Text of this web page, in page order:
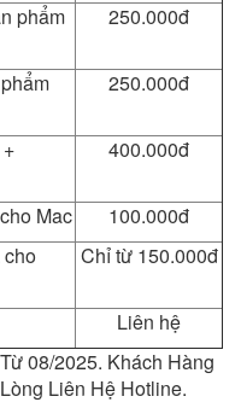
phẩm
250.000đ
250.000đ
400.000đ
Mac
100.000đ
cho
Chỉ từ 150.000đ
Liên hệ
08/2025. Khách Hàng
Liên Hệ Hotline.